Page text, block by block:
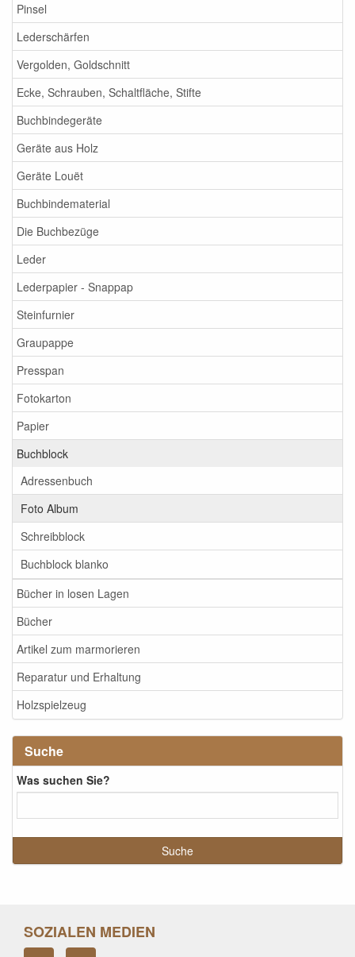
Pinsel
Lederschärfen
Vergolden, Goldschnitt
Ecke, Schrauben, Schaltfläche, Stifte
Buchbindegeräte
Geräte aus Holz
Geräte Louët
Buchbindematerial
Die Buchbezüge
Leder
Lederpapier - Snappap
Steinfurnier
Graupappe
Presspan
Fotokarton
Papier
Buchblock
Adressenbuch
Foto Album
Schreibblock
Buchblock blanko
Bücher in losen Lagen
Bücher
Artikel zum marmorieren
Reparatur und Erhaltung
Holzspielzeug
Suche
Was suchen Sie?
SOZIALEN MEDIEN